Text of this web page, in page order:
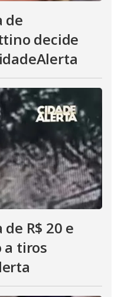
de
decide
R$ 20 e
a tiros